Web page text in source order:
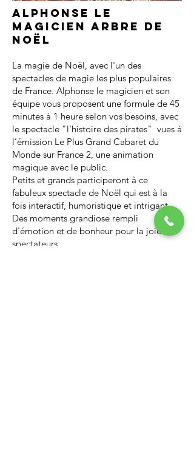
Alphonse le
magicien arbre de
noël
La magie de Noël, avec l'un des
spectacles de magie les plus populaires
de France. Alphonse le magicien et son
équipe vous proposent une formule de 45
minutes à 1 heure selon vos besoins, avec
le spectacle "l'histoire des pirates" vues à
l’émission Le Plus Grand Cabaret du
Monde sur France 2, une animation
magique avec le public.
Petits et grands participeront à ce
fabuleux spectacle de Noël qui est à la
fois interactif, humoristique et intrigant.
Des moments grandiose rempli
d'émotion et de bonheur pour la joie des
spectateurs.